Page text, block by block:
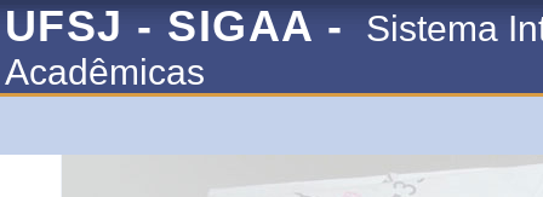
UFSJ - SIGAA -
Sistema
Acadêmicas